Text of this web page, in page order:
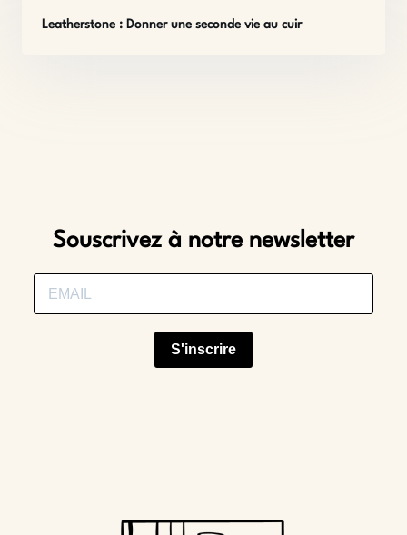
Leatherstone : Donner une seconde vie au cuir
Souscrivez à notre newsletter
S'inscrire